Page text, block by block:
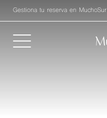
Gestiona tu reserva en MuchoSur